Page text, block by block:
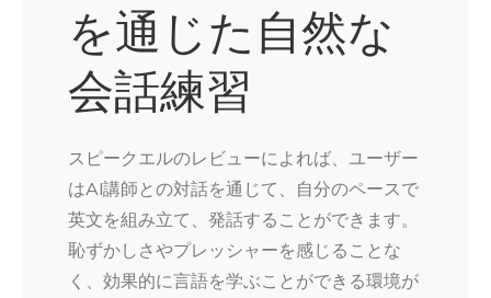
を通じた自然な
会話練習
スピークエルのレビューによれば、ユーザー
はAI講師との対話を通じて、自分のペースで
英文を組み立て、発話することができます。
恥ずかしさやプレッシャーを感じることな
く、効果的に言語を学ぶことができる環境が